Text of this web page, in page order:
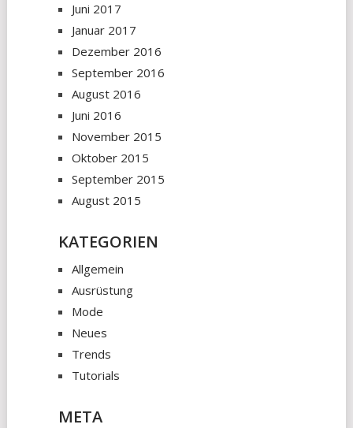
Juni 2017
Januar 2017
Dezember 2016
September 2016
August 2016
Juni 2016
November 2015
Oktober 2015
September 2015
August 2015
KATEGORIEN
Allgemein
Ausrüstung
Mode
Neues
Trends
Tutorials
META